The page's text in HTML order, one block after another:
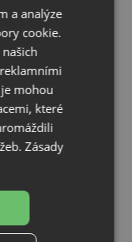
a analýze
cookie.
mohou
které
Zásady